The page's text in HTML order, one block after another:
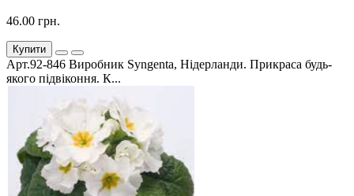
46.00 грн.
Купити
Арт.92-846 Виробник Syngenta, Нідерланди. Прикраса будь-
якого підвіконня. К...